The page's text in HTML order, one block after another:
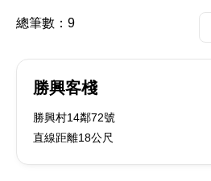
總筆數： 9
勝興客棧
勝興村14鄰72號
直線距離18公尺